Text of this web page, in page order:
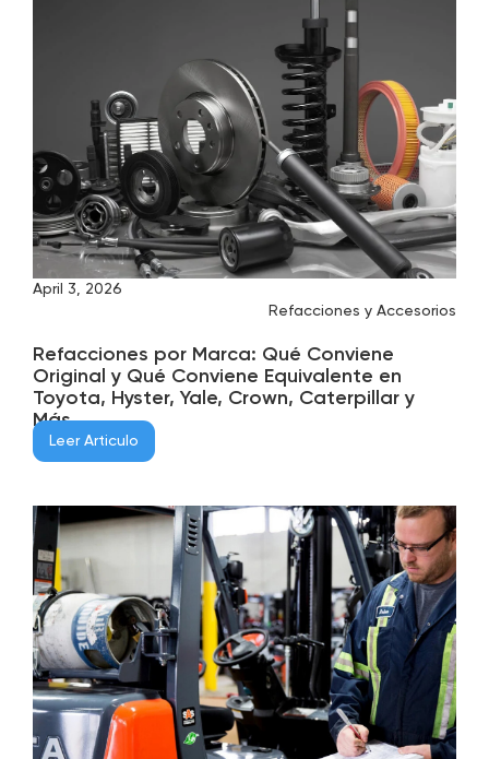
April 3, 2026
Refacciones y Accesorios
Refacciones por Marca: Qué Conviene
Original y Qué Conviene Equivalente en
Toyota, Hyster, Yale, Crown, Caterpillar y
Más
Leer Articulo